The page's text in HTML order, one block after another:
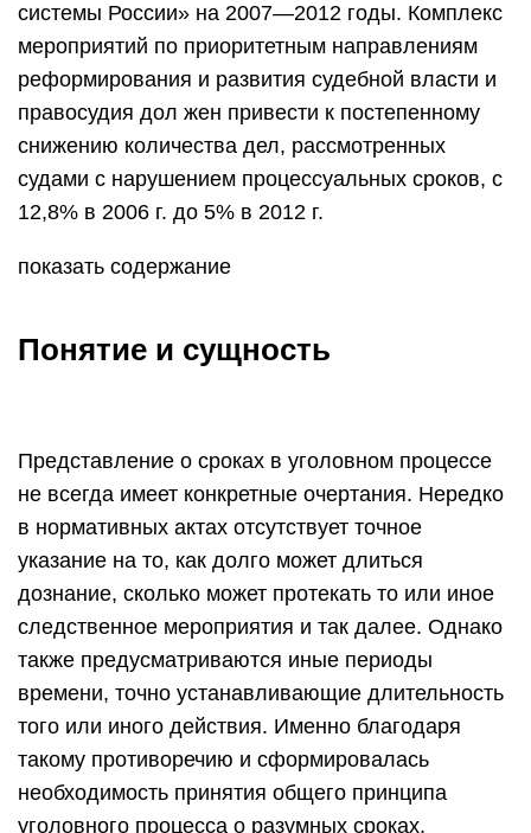
системы России» на 2007—2012 годы. Комплекс
мероприятий по приоритетным направлениям
реформирования и развития судебной власти и
правосудия дол жен привести к постепенному
снижению количества дел, рассмотренных
судами с нарушением процессуальных сроков, с
12,8% в 2006 г. до 5% в 2012 г.
показать содержание
Понятие и сущность
Представление о сроках в уголовном процессе
не всегда имеет конкретные очертания. Нередко
в нормативных актах отсутствует точное
указание на то, как долго может длиться
дознание, сколько может протекать то или иное
следственное мероприятия и так далее. Однако
также предусматриваются иные периоды
времени, точно устанавливающие длительность
того или иного действия. Именно благодаря
такому противоречию и сформировалась
необходимость принятия общего принципа
уголовного процесса о разумных сроках.